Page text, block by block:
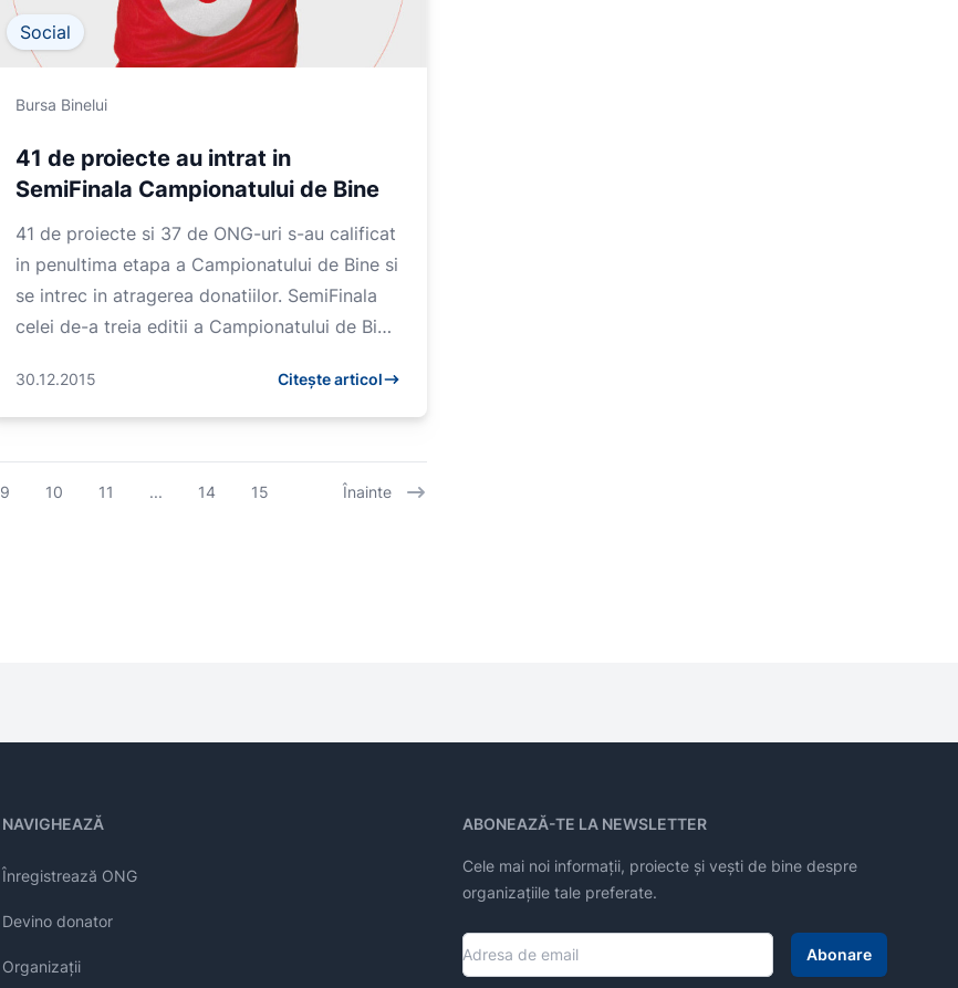
Social
Bursa Binelui
41 de proiecte au intrat in
SemiFinala Campionatului de Bine
41 de proiecte si 37 de ONG-uri s-au calificat
in penultima etapa a Campionatului de Bine si
se intrec in atragerea donatiilor. SemiFinala
celei de-a treia editii a Campionatului de Bine
30.12.2015 Citește articol
9 10 11 ... 14 15 Înainte
NAVIGHEAZĂ
Înregistrează ONG
Devino donator
Organizații
ABONEAZĂ-TE LA NEWSLETTER
Cele mai noi informații, proiecte și vești de bine despre
organizațiile tale preferate.
Abonare